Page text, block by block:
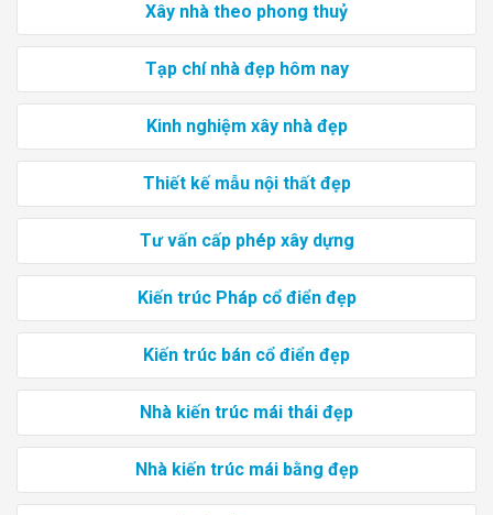
Xây nhà theo phong thuỷ
Tạp chí nhà đẹp hôm nay
Kinh nghiệm xây nhà đẹp
Thiết kế mẫu nội thất đẹp
Tư vấn cấp phép xây dựng
Kiến trúc Pháp cổ điển đẹp
Kiến trúc bán cổ điển đẹp
Nhà kiến trúc mái thái đẹp
Nhà kiến trúc mái bằng đẹp